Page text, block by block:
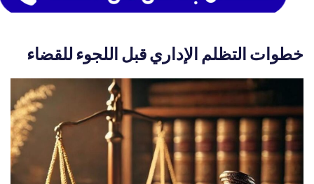
خطوات التظلم الإداري قبل اللجوء للقضاء